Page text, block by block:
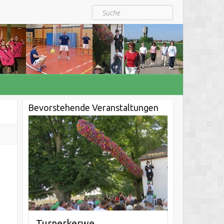
Suche
Bevorstehende Veranstaltungen